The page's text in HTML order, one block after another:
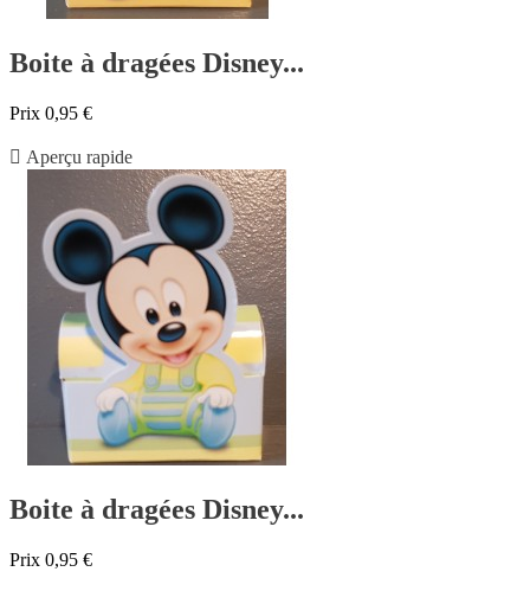
Boite à dragées Disney...
Prix 0,95 €
 Aperçu rapide
Boite à dragées Disney...
Prix 0,95 €